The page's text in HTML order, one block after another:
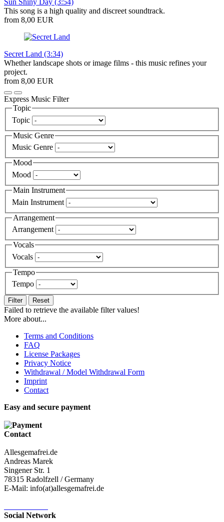
Sun Shiny Day (3:54)
This song is a high quality and discreet soundtrack.
from 8,00 EUR
Secret Land (3:34)
Whether landscape shots or image films - this music refines your
project.
from 8,00 EUR
Express Music Filter
Topic
Topic
Music Genre
Music Genre
Mood
Mood
Main Instrument
Main Instrument
Arrangement
Arrangement
Vocals
Vocals
Tempo
Tempo
Filter Reset
Failed to retrieve the available filter values!
More about...
Terms and Conditions
FAQ
License Packages
Privacy Notice
Withdrawal / Model Withdrawal Form
Imprint
Contact
Easy and secure payment
Contact
Allesgemafrei.de
Andreas Marek
Singener Str. 1
78315 Radolfzell / Germany
E-Mail: info(at)allesgemafrei.de
Social Network